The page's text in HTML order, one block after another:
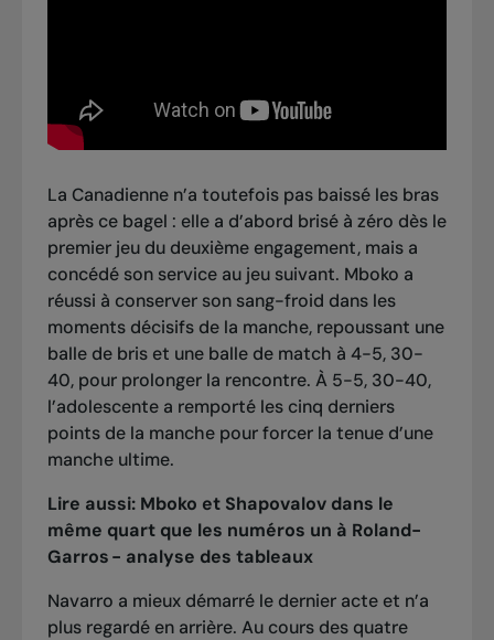
La Canadienne n’a toutefois pas baissé les bras
après ce bagel : elle a d’abord brisé à zéro dès le
premier jeu du deuxième engagement, mais a
concédé son service au jeu suivant. Mboko a
réussi à conserver son sang-froid dans les
moments décisifs de la manche, repoussant une
balle de bris et une balle de match à 4-5, 30-
40, pour prolonger la rencontre. À 5-5, 30-40,
l’adolescente a remporté les cinq derniers
points de la manche pour forcer la tenue d’une
manche ultime.
Lire aussi: Mboko et Shapovalov dans le
même quart que les numéros un à Roland-
Garros - analyse des tableaux
Navarro a mieux démarré le dernier acte et n’a
plus regardé en arrière. Au cours des quatre